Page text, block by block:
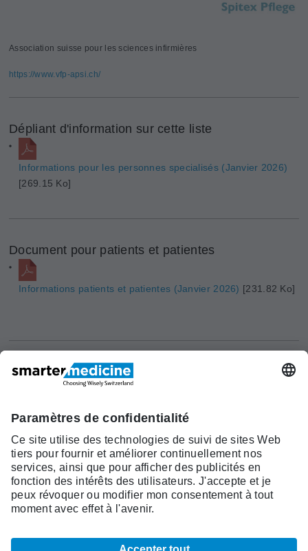
Association suisse pour les sciences infirmières
https://www.vfp-apsi.ch/
Dépliant d'information sur cette liste
Informations pour les personnes specialisés (Janvier 2026)
[269.15 Ko]
Document pour patients et patientes
Informations patients et patientes (Janvier 2026) [231.82 Ko]
smarter
medicine?
Liste Top 5
Recherche
Contact
c/o Société Suisse de Médécine
Interne Générale
Monbijoustrasse 43, Case postale,
3001 Berne
Tél. +41 31 370 40 00, Fax +41 31
370 40 19
smartermedicine@sgaim.ch
Mentions légales CCG Indications légales